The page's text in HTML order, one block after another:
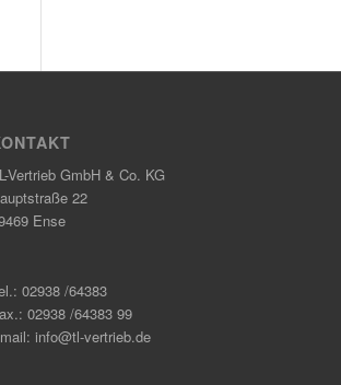
Vertrieb GmbH & Co. KG
22
Ense
02938 /64383
02938 /64383 99
info@tl-vertrieb.de